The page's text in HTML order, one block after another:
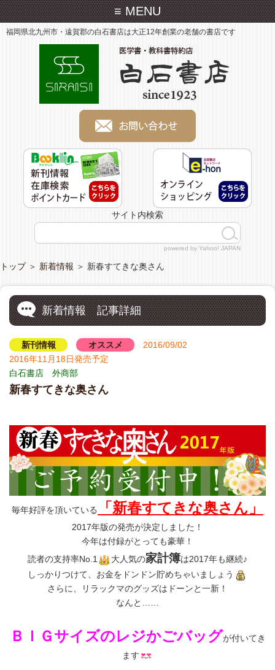
≡ MENU
福岡県北九州市・遠賀郡の白石書店は大正12年創業の老舗の書店です
サイト内検索
powered by Yahoo! JAPAN
トップ＞ 新着情報 ＞ 新春すてきな奥さん
新着情報 記事詳細
新刊情報 オススメ
2016/09/02
2016年11月18日発売予定
白石書店 外商部
新春すてきな奥さん
毎年好評を頂いている 「新春すてきな奥さん」
2017年版の発売が決定しました！
今年は付録がとっても豪華！
読者の支持率No.1
大人気の家計簿は2017年も継続♪
しっかりつけて、お金をドンドン貯めちゃいましょう
さらに、リラックマのグッズはドーンと一新！
なんと……
ＢＩＧサイズのレジかごバッグが付いてき
ます